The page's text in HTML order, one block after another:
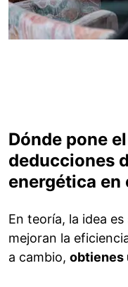
Dónde pone
deducciones
energética en
En teoría, la idea
mejoran la
a cambio, obtienes